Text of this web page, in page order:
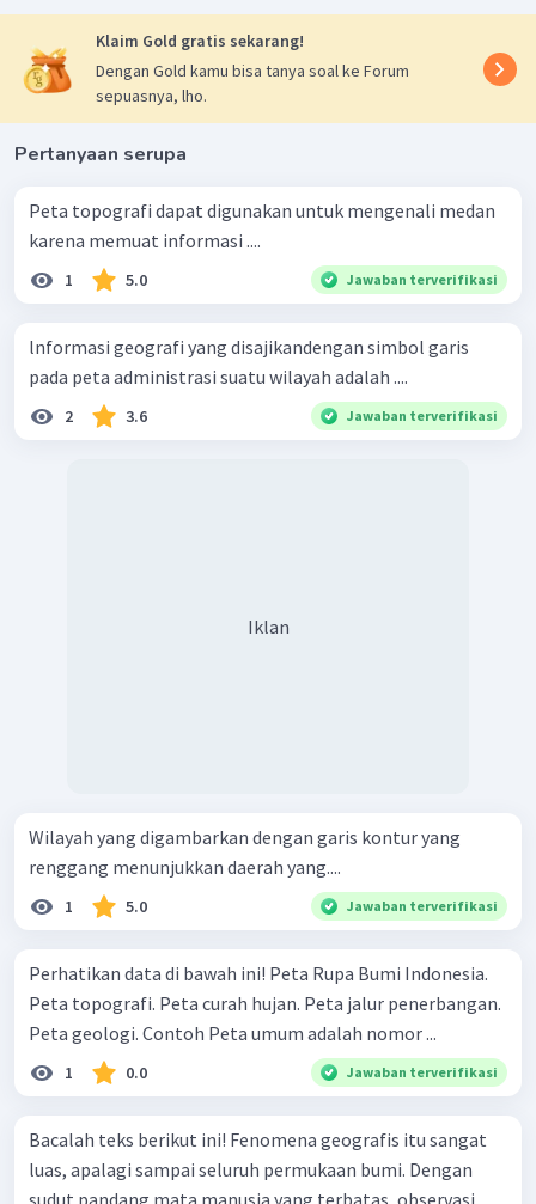
Klaim Gold gratis sekarang!
Dengan Gold kamu bisa tanya soal ke Forum
sepuasnya, lho.
Pertanyaan serupa
Peta topografi dapat digunakan untuk mengenali medan
karena memuat informasi ....
1 5.0 Jawaban terverifikasi
lnformasi geografi yang disajikandengan simbol garis
pada peta administrasi suatu wilayah adalah ....
2 3.6 Jawaban terverifikasi
Iklan
Wilayah yang digambarkan dengan garis kontur yang
renggang menunjukkan daerah yang....
1 5.0 Jawaban terverifikasi
Perhatikan data di bawah ini! Peta Rupa Bumi Indonesia.
Peta topografi. Peta curah hujan. Peta jalur penerbangan.
Peta geologi. Contoh Peta umum adalah nomor ...
1 0.0 Jawaban terverifikasi
Bacalah teks berikut ini! Fenomena geografis itu sangat
luas, apalagi sampai seluruh permukaan bumi. Dengan